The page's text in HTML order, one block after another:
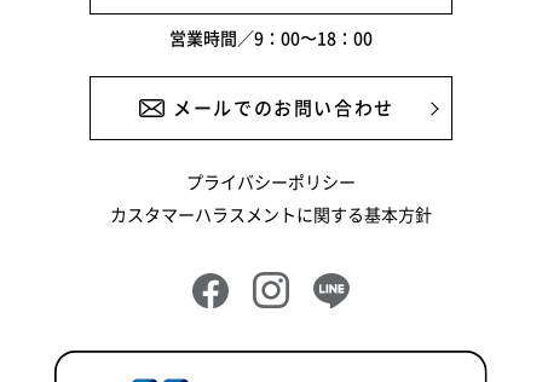
2024年9月
2024年8月
2024年6月
2024年4月
2024年3月
営業時間／9：00〜18：00
メールでのお問い合わせ
プライバシーポリシー
カスタマーハラスメントに関する基本方針